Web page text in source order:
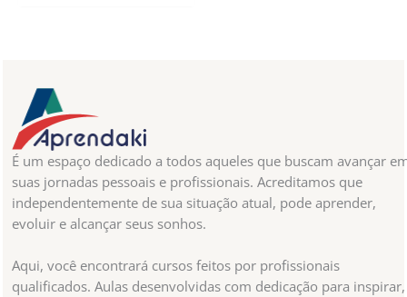
É um espaço dedicado a todos aqueles que buscam avançar
suas jornadas pessoais e profissionais. Acreditamos que
independentemente de sua situação atual, pode aprender,
evoluir e alcançar seus sonhos.
Aqui, você encontrará cursos feitos por profissionais
qualificados. Aulas desenvolvidas com dedicação para inspirar,